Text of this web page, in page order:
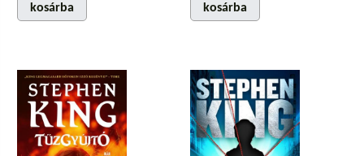
kosárba kosárba